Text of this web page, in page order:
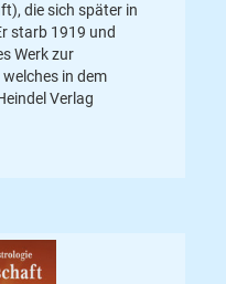
die sich später in
starb 1919 und
Werk zur
in dem
Verlag